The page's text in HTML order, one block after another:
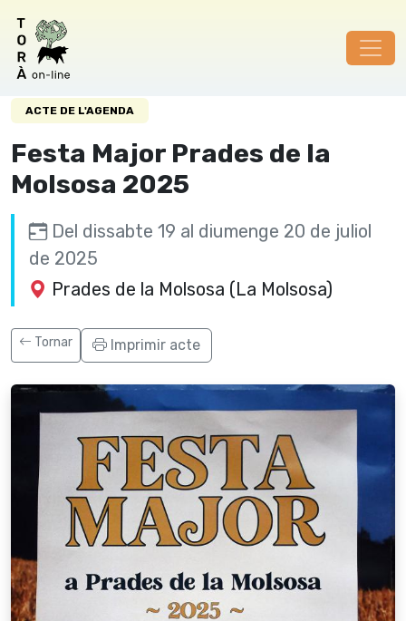
ACTE DE L'AGENDA
Festa Major Prades de la
Molsosa 2025
Del dissabte 19 al diumenge 20 de juliol
de 2025
Prades de la Molsosa (La Molsosa)
Tornar Imprimir acte